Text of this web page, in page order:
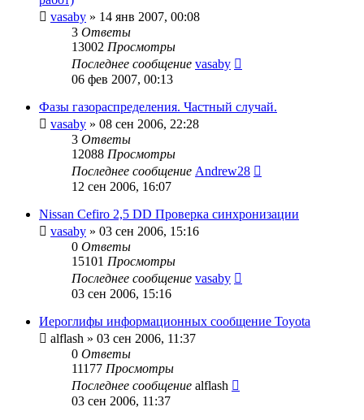
vasaby » 14 янв 2007, 00:08
3 Ответы
13002 Просмотры
Последнее сообщение vasaby
06 фев 2007, 00:13
Фазы газораспределения. Частный случай.
vasaby » 08 сен 2006, 22:28
3 Ответы
12088 Просмотры
Последнее сообщение Andrew28
12 сен 2006, 16:07
Nissan Cefiro 2,5 DD Проверка синхронизации
vasaby » 03 сен 2006, 15:16
0 Ответы
15101 Просмотры
Последнее сообщение vasaby
03 сен 2006, 15:16
Иероглифы информационных сообщение Toyota
alflash » 03 сен 2006, 11:37
0 Ответы
11177 Просмотры
Последнее сообщение alflash
03 сен 2006, 11:37